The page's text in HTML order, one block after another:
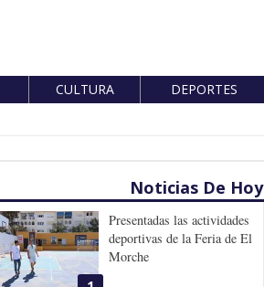
CULTURA DEPORTES
Noticias De Hoy
Presentadas las actividades
deportivas de la Feria de El
Morche